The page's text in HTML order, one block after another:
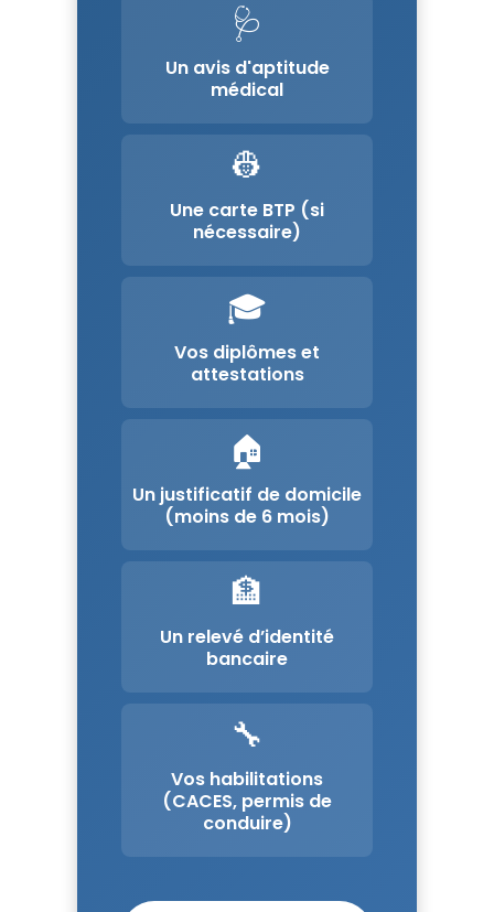
🩺
Un avis d'aptitude
médical
👷
Une carte BTP (si
nécessaire)
🎓
Vos diplômes et
attestations
🏠
Un justificatif de domicile
(moins de 6 mois)
🏦
Un relevé d’identité
bancaire
🔧
Vos habilitations
(CACES, permis de
conduire)